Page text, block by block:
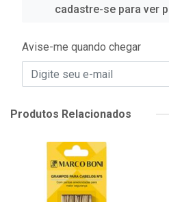
cadastre-se para ver
Avise-me quando chegar
Produtos Relacionados